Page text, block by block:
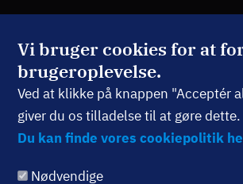
Vi bruger cookies for at
brugeroplevelse.
Ved at klikke på knappen "Acceptér
giver du os tilladelse til at gøre dette.
Du kan finde vores cookiepolitik
Nødvendige
BLIV MEDLEM
TILMELD NYHEDSBREV